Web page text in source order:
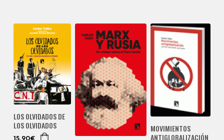
LOS OLVIDADOS DE
LOS OLVIDADOS
MOVIMIENTOS
ANTIGLOBALIZACIÓN